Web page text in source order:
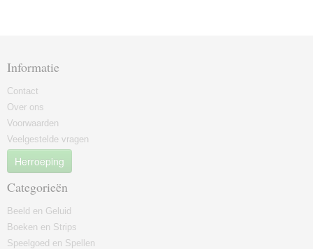
Informatie
Contact
Over ons
Voorwaarden
Veelgestelde vragen
Herroeping
Categorieën
Beeld en Geluid
Boeken en Strips
Speelgoed en Spellen